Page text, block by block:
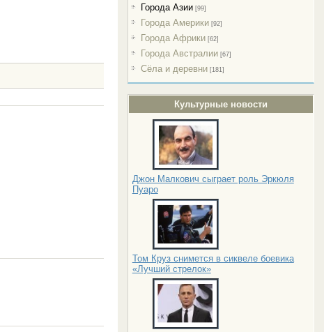
Города Азии [99]
Города Америки [92]
Города Африки [62]
Города Австралии [67]
Сёла и деревни [181]
Культурные новости
Джон Малкович сыграет роль Эркюля
Пуаро
Том Круз снимется в сиквеле боевика
«Лучший стрелок»